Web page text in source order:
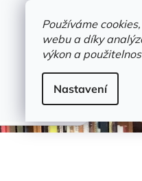
Používáme
webu a díky
výkon a
Nastavení
Novinky Trvalky a
Wilson Charles